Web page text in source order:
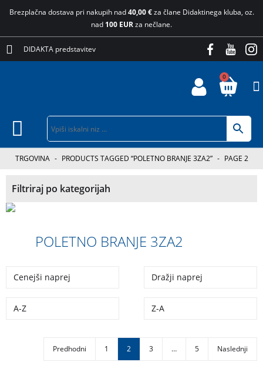
Brezplačna dostava pri nakupih nad40,00 €za člane Didaktinega kluba, oz.
nad 100 EURza nečlane.
DIDAKTA predstavitev
0
TRGOVINA - PRODUCTS TAGGED “POLETNO BRANJE 3ZA2” - PAGE 2
Filtriraj po kategorijah
POLETNO BRANJE 3ZA2
Cenejši naprej Dražji naprej
A-Z Z-A
Predhodni 1 2 3 … 5 Naslednji